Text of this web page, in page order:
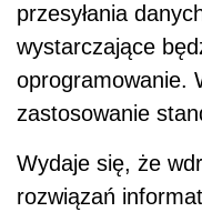
przesyłania
wystarczające
oprogramowanie.
zastosowanie
Wydaje się, że
rozwiązań